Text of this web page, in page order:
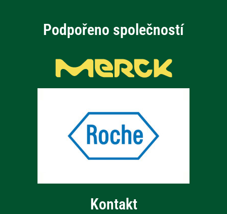
Podpořeno společností
Kontakt